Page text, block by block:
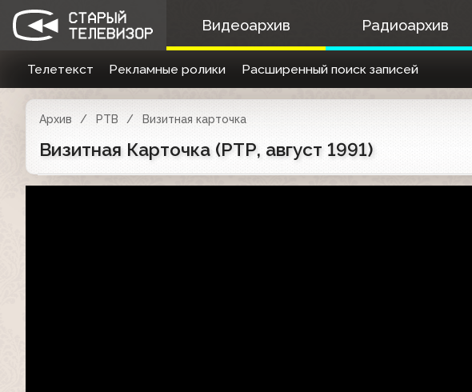
Видеоархив Радиоархив
Телетекст Рекламные ролики Расширенный поиск записей
Архив РТВ Визитная карточка
Визитная Карточка (РТР, август 1991)